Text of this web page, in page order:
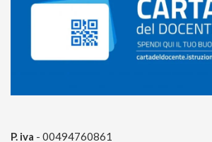
P. iva - 00494760861